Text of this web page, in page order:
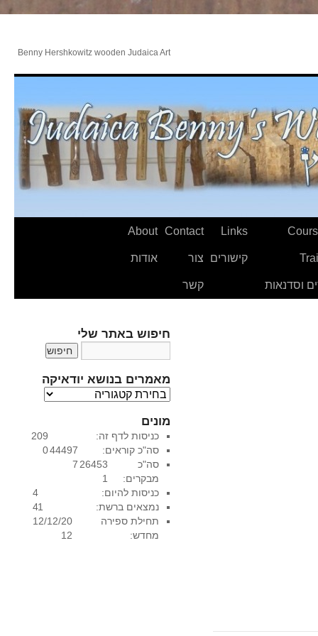
Benny Hershkowitz wooden Judaica Art
וסדנאות
Links
קישורים
Contact
צור
קשר
About
אודות
חיפוש באתר שלי
מאמרים בנושא יודאיקה
מ
מ
ר
י
ם
נ
ו
ש
מונים
209
0
כניסות לדף זה:
44497
7
סה"כ קוראים:
26453
1
סה"כ
מבקרים:
4
4
כניסות להיום:
1
נמצאים ברשת:
12/12/20
12
תחילת ספירה
מחדש: